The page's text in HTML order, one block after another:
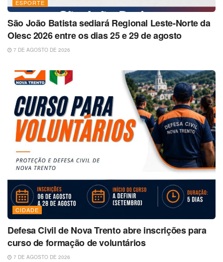
ESPORTE
São João Batista sediará Regional Leste-Norte da
Olesc 2026 entre os dias 25 e 29 de agosto
7 DE AGOSTO DE 2026
CIDADE
Defesa Civil de Nova Trento abre inscrições para
curso de formação de voluntários
7 DE AGOSTO DE 2026